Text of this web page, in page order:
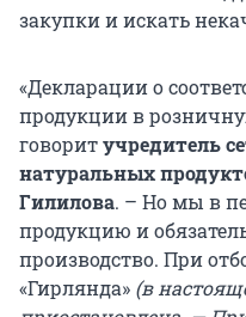
закупки и искать
«Декларации о
продукции в
говоритучредитель
натуральных
Гилилова. – Но мы в
продукцию и
производство. При
«Гирлянда» (в